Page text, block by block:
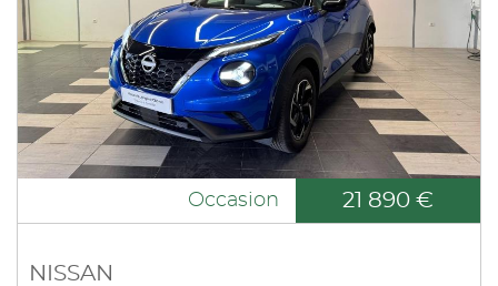
Occasion 21 890 €
NISSAN